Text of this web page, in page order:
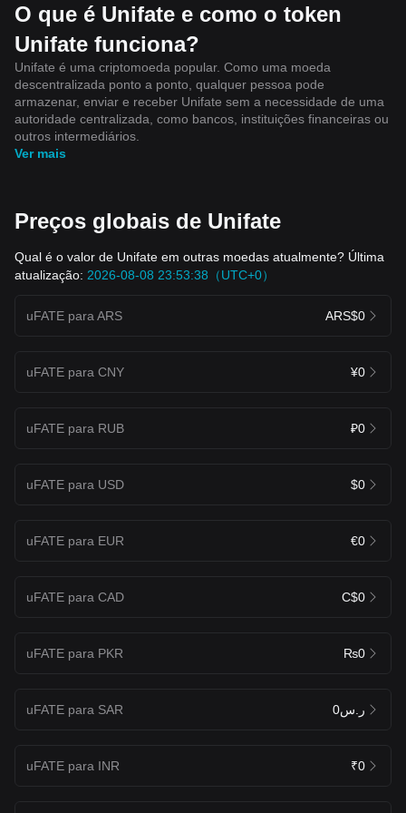
O que é Unifate e como o token
Unifate funciona?
Unifate é uma criptomoeda popular. Como uma moeda
descentralizada ponto a ponto, qualquer pessoa pode
armazenar, enviar e receber Unifate sem a necessidade de uma
autoridade centralizada, como bancos, instituições financeiras ou
outros intermediários.
Ver mais
Preços globais de Unifate
Qual é o valor de Unifate em outras moedas atualmente? Última
atualização: 2026-08-08 23:53:38（UTC+0）
uFATE para ARS ARS$0
uFATE para CNY ¥0
uFATE para RUB ₽0
uFATE para USD $0
uFATE para EUR €0
uFATE para CAD C$0
uFATE para PKR ₨0
uFATE para SAR ر.س0
uFATE para INR ₹0